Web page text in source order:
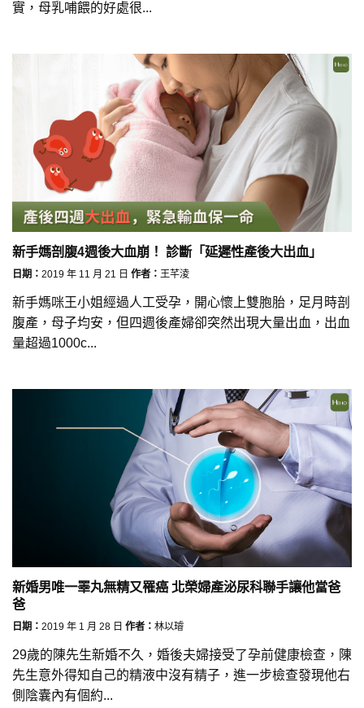
實，母乳哺餵的好處很...
新手媽剖腹4週後大血崩！ 診斷「延遲性產後大出血」
日期： 2019 年 11 月 21 日 作者： 王芊淩
新手媽咪王小姐經過人工受孕，開心懷上雙胞胎，足月時剖
腹產，母子均安，但四週後產婦卻突然出現大量出血，出血
量超過1000c...
新婚男唯一睪丸無精又罹癌 北榮婦產泌尿科聯手讓他當爸
爸
日期： 2019 年 1 月 28 日 作者： 林以璿
29歲的陳先生新婚不久，婚後夫婦接受了孕前健康檢查，陳
先生意外得知自己的精液中沒有精子，進一步檢查發現他右
側陰囊內有個約...